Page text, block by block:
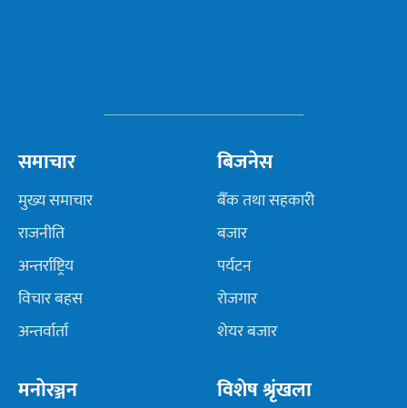
समाचार
मुख्य समाचार
राजनीति
अन्तर्राष्ट्रिय
विचार बहस
अन्तर्वार्ता
बिजनेस
बैँक तथा सहकारी
बजार
पर्यटन
रोजगार
शेयर बजार
मनोरञ्जन विशेष श्रृंखला